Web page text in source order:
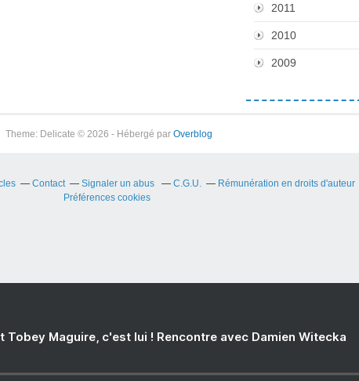
2011
2010
2009
Theme: Delicate © 2026 - Hébergé par Overblog
Contact Signaler un abus C.G.U. Rémunération en droits d'auteur
Préférences cookies
Tobey Maguire, c'est lui ! Rencontre avec Damien Witecka